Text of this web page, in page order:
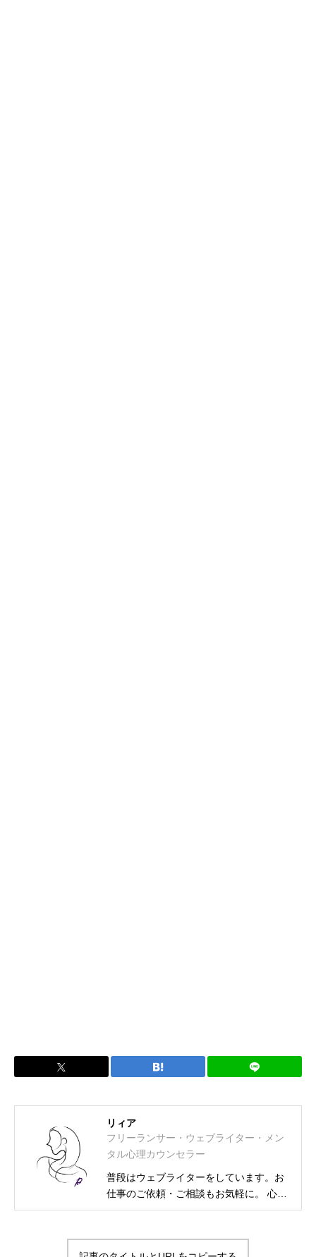
リィア
フリーランサー・ウェブライター・メン
タル心理カウンセラー
普段はウェブライターをしています。お
仕事のご依頼・ご相談もお気軽に。 心理
カウンセラー資格取得に伴い、相談募集
イター メンタル士心理カウンセラー・ア